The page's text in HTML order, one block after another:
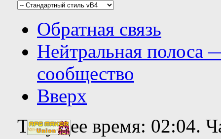
Обратная связь
Нейтральная полоса
сообщество
Вверх
Текущее время: 02:04.